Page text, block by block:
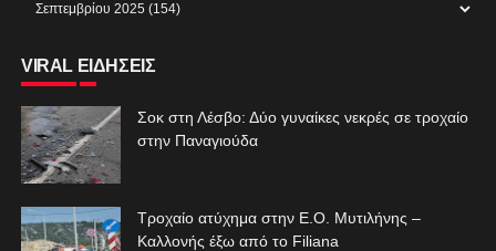
VIRAL ΕΙΔΗΣΕΙΣ
Σοκ στη Λέσβο: Δύο γυναίκες νεκρές σε τροχαίο
στην Παναγιούδα
Τροχαίο ατύχημα στην Ε.Ο. Μυτιλήνης –
Καλλονής έξω από το Filiana